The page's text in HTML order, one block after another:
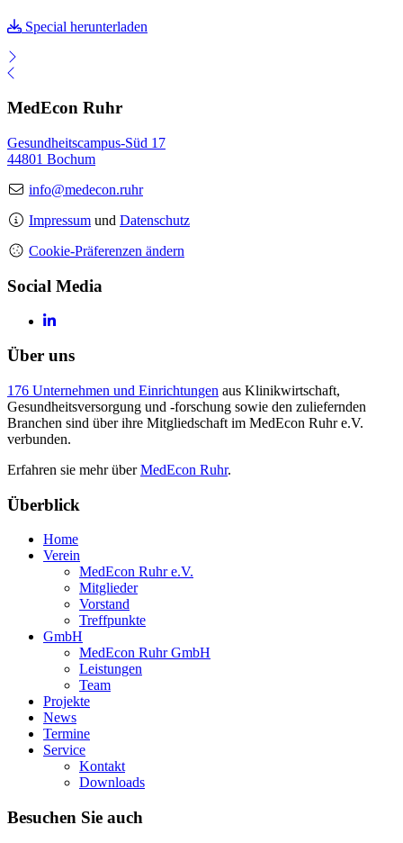
Special herunterladen
MedEcon Ruhr
Gesundheitscampus-Süd 17
44801 Bochum
info@medecon.ruhr
Impressum und Datenschutz
Cookie-Präferenzen ändern
Social Media
Über uns
176 Unternehmen und Einrichtungen aus Klinikwirtschaft,
Gesundheitsversorgung und -forschung sowie den zuliefernden
Branchen sind über ihre Mitgliedschaft im MedEcon Ruhr e.V.
verbunden.
Erfahren sie mehr überMedEcon Ruhr.
Überblick
Home
Verein
MedEcon Ruhr e.V.
Mitglieder
Vorstand
Treffpunkte
GmbH
MedEcon Ruhr GmbH
Leistungen
Team
Projekte
News
Termine
Service
Kontakt
Downloads
Besuchen Sie auch